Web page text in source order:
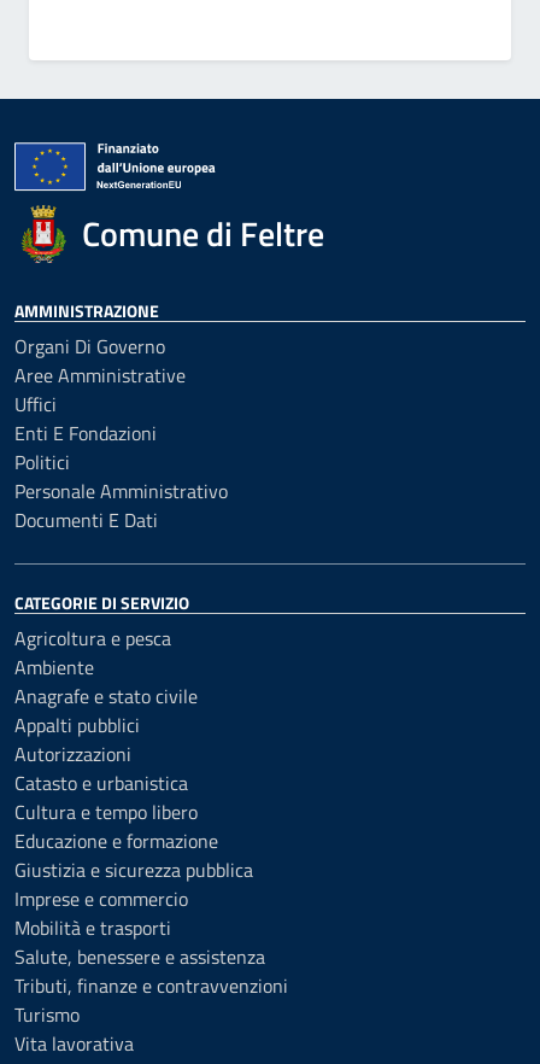
Comune di Feltre
AMMINISTRAZIONE
Organi Di Governo
Aree Amministrative
Uffici
Enti E Fondazioni
Politici
Personale Amministrativo
Documenti E Dati
CATEGORIE DI SERVIZIO
Agricoltura e pesca
Ambiente
Anagrafe e stato civile
Appalti pubblici
Autorizzazioni
Catasto e urbanistica
Cultura e tempo libero
Educazione e formazione
Giustizia e sicurezza pubblica
Imprese e commercio
Mobilità e trasporti
Salute, benessere e assistenza
Tributi, finanze e contravvenzioni
Turismo
Vita lavorativa